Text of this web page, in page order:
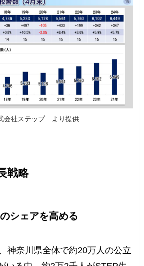
会社ステップ より提供
戦略
シェアを高める
神奈川県全体で約20万人の公立